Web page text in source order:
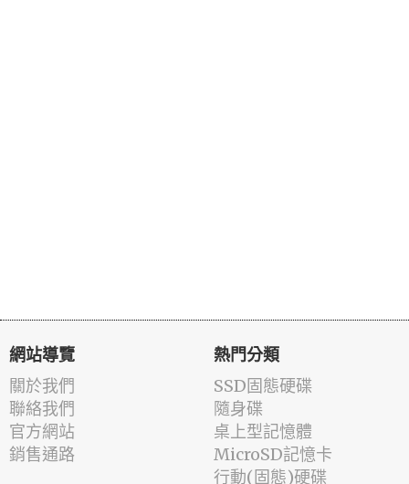
網站導覽
關於我們
聯絡我們
官方網站
銷售通路
熱門分類
SSD固態硬碟
隨身碟
桌上型記憶體
MicroSD記憶卡
行動(固態)硬碟